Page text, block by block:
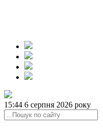
15:44 6 серпня 2026 року